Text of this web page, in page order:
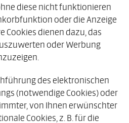
diese nicht funktionieren
oder die Anzeige
Cookies dienen dazu, das
oder Werbung
des elektronischen
(notwendige Cookies) oder
von Ihnen erwünschter
Cookies, z. B. für die